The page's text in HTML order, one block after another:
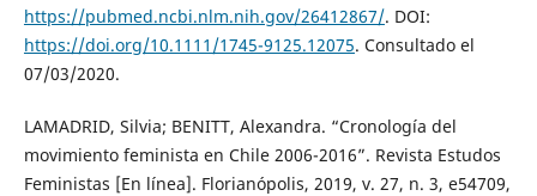
https://pubmed.ncbi.nlm.nih.gov/26412867/. DOI:
https://doi.org/10.1111/1745-9125.12075. Consultado el
07/03/2020.
LAMADRID, Silvia; BENITT, Alexandra. “Cronología del
movimiento feminista en Chile 2006-2016”. Revista Estudos
Feministas [En línea]. Florianópolis, 2019, v. 27, n. 3, e54709,